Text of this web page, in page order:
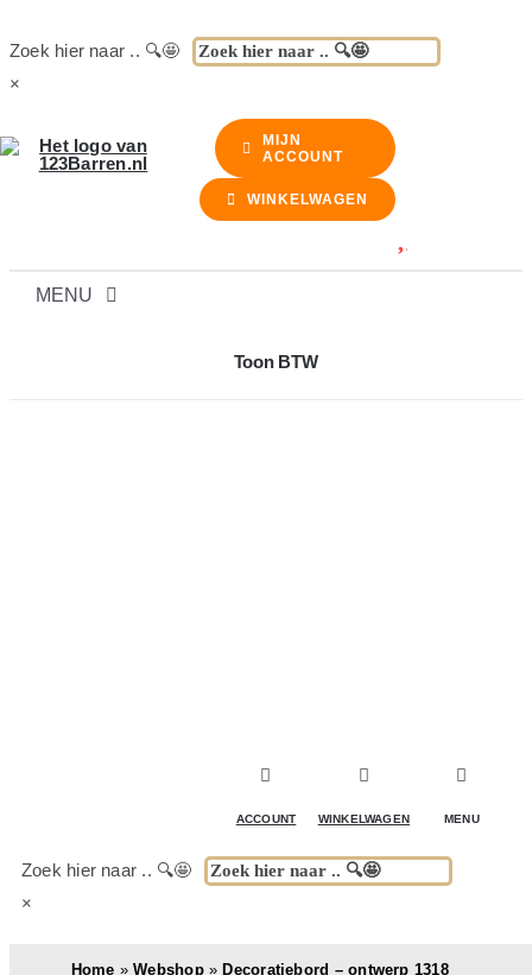
Zoek hier naar .. 🔍🤩
×
MIJN
ACCOUNT
WINKELWAGEN
MENU
Toon BTW
ACCOUNT WINKELWAGEN MENU
Zoek hier naar .. 🔍🤩
×
Home »Webshop» Decoratiebord – ontwerp 1318